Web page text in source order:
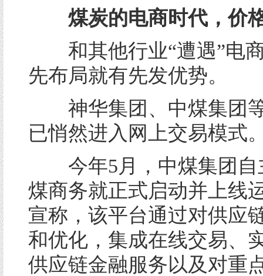
煤炭的电商时代，价
和其他行业“遭遇”电
先布局就有先发优势。
神华集团、中煤集团
已悄然进入网上交易模式
今年5月，中煤集团自
煤商务就正式启动并上线
宣称，该平台通过对供应
和优化，集成在线交易、
供应链金融服务以及对重